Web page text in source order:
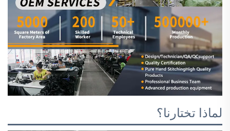
لماذا تختارنا؟